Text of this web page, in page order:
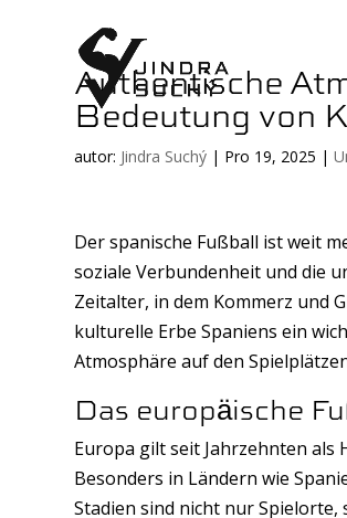
Authentische
Bedeutung von
autor: Jindra Suchý | Pro 19, 2025 |
Der spanische Fußball ist weit
soziale Verbundenheit und die
Zeitalter, in dem Kommerz und
kulturelle Erbe Spaniens ein
Atmosphäre auf den
Das europäische
Europa gilt seit Jahrzehnten
Besonders in Ländern wie
Stadien sind nicht nur